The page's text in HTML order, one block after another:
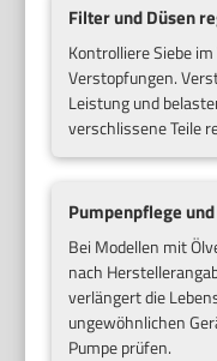
Filter und Düsen
Kontrolliere Siebe
Verstopfungen.
Leistung und
verschlissene Teile
Pumpenpflege
Bei Modellen mit
nach
verlängert die
ungewöhnlichen
Pumpe prüfen.